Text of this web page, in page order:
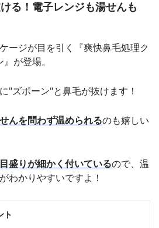
る！電子レンジも湯せんも
ージが目を引く『爽快鼻毛処理ク
が登場。
"ズポーン"と鼻毛が抜けます！
んを問わず温められるのも嬉しい
盛りが細かく付いているので、温
わかりやすいですよ！
ト